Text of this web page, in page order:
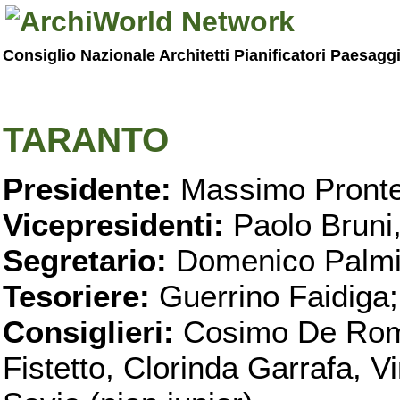
Consiglio Nazionale Architetti Pianificatori
TARANTO
Presidente: Massimo
Vicepresidenti: Paolo
Segretario: Domenico
Tesoriere: Guerrino Faidiga;
Consiglieri: Cosimo De
Fistetto, Clorinda Garrafa,